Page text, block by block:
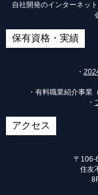
自社開発のインターネッ
保有資格・実績
・
・有料職業紹介事業
・
アクセス
〒106-
住友